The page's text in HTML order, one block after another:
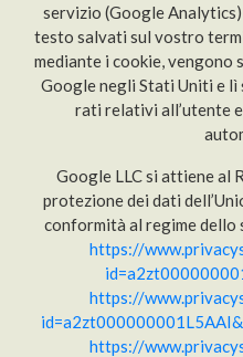
servizio (Google Analytics)
testo salvati sul vostro
mediante i cookie, vengono
Google negli Stati Uniti e lì
rati relativi all’utente
Google LLC si attiene al
protezione dei dati
conformità al regime dello
https://
https://
https://